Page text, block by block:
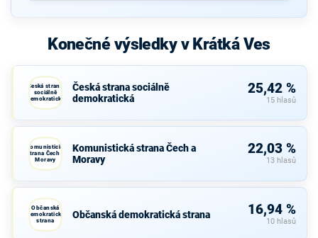
Konečné výsledky v Krátká Ves
Česká strana
sociálně
demokratická
Česká strana sociálně
demokratická
25,42 %
15 hlasů
Komunistická
strana Čech a
Moravy
Komunistická strana Čech a
Moravy
22,03 %
13 hlasů
Občanská
demokratická
strana
Občanská demokratická strana 16,94 %
10 hlasů